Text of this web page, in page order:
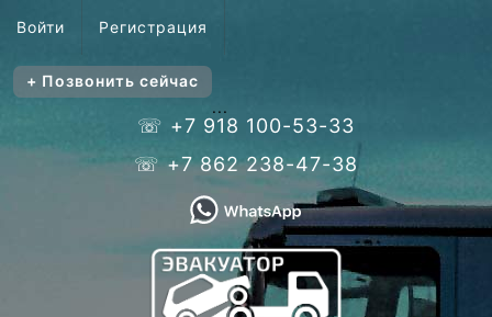
Войти Регистрация
+ Позвонить сейчас
...
☏ +7 918 100-53-33
☏ +7 862 238-47-38